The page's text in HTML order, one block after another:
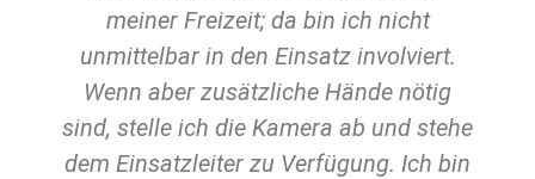
meiner Freizeit; da bin ich nicht
unmittelbar in den Einsatz involviert.
Wenn aber zusätzliche Hände nötig
sind, stelle ich die Kamera ab und stehe
dem Einsatzleiter zu Verfügung. Ich bin